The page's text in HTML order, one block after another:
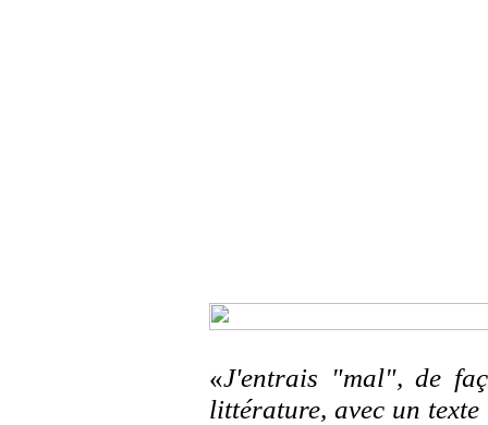
«J'entrais "mal", de
littérature, avec un